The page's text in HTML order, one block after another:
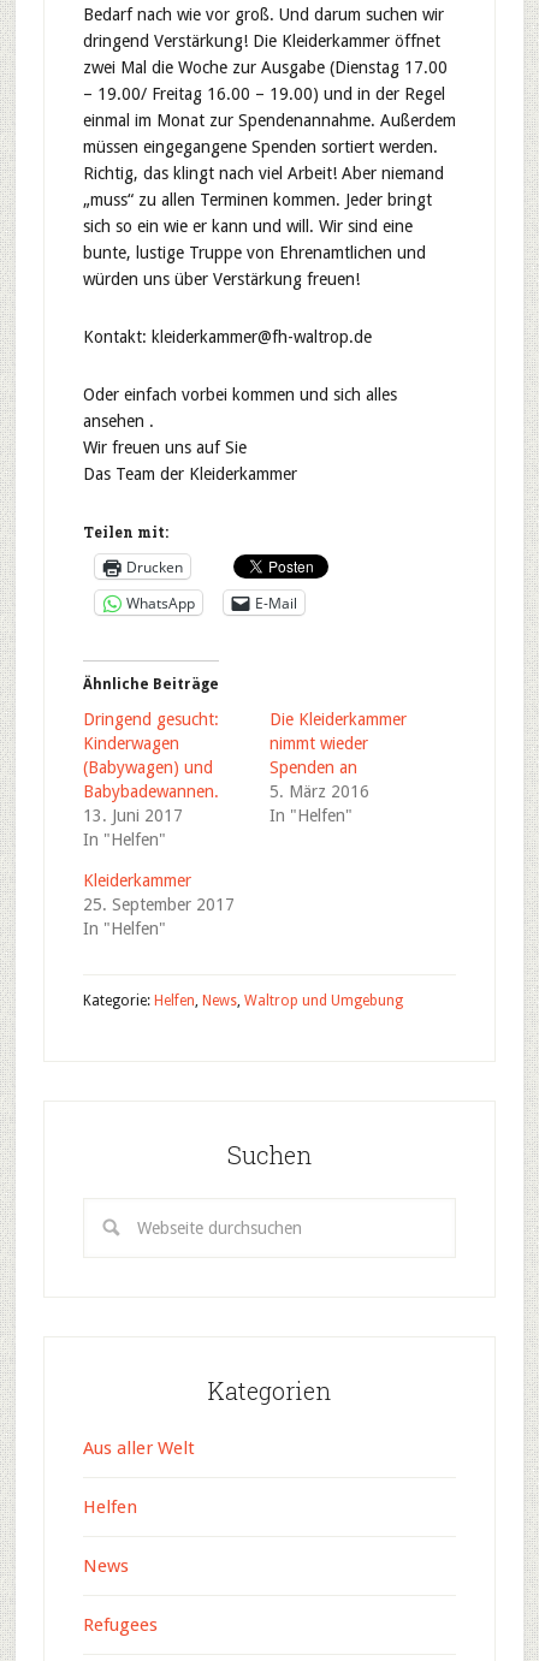
Bedarf nach wie vor groß. Und darum suchen wir
dringend Verstärkung! Die Kleiderkammer öffnet
zwei Mal die Woche zur Ausgabe (Dienstag 17.00
– 19.00/ Freitag 16.00 – 19.00) und in der Regel
einmal im Monat zur Spendenannahme. Außerdem
müssen eingegangene Spenden sortiert werden.
Richtig, das klingt nach viel Arbeit! Aber niemand
„muss“ zu allen Terminen kommen. Jeder bringt
sich so ein wie er kann und wi ll. Wir sind eine
bunte, lustige Truppe von Ehrenamtlichen und
würden uns über Verstärkung freuen!
Kontakt: kleiderkammer@fh-waltrop.de
Oder einfach vorbei kommen und sich alles
ansehen .
Wir freuen uns auf Sie
Das Team der Kleiderkammer
Teilen mit:
Drucken
WhatsApp
E-Mail
Ähnliche Beiträge
Dringend gesucht:
Kinderwagen
(Babywagen) und
Babybadewannen.
13. Juni 2017
In "Helfen"
Die Kleiderkammer
nimmt wieder
Spenden an
5. März 2016
In "Helfen"
Kleiderkammer
25. September 2017
In "Helfen"
Kategorie: Helfen, News, Waltrop und Umgebung
Suchen
Kategorien
Aus aller Welt
Helfen
News
Refugees